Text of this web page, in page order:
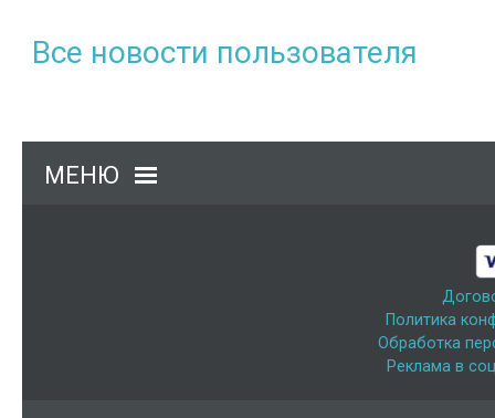
Все новости пользователя
МЕНЮ
Политика
Обработка
Реклама в